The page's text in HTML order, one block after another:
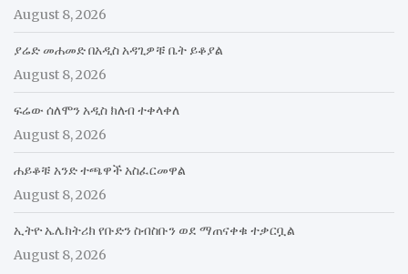
August 8, 2026
ያሬድ መሐመድ በአዲስ አዳጊዎቹ ቤት ይቆያል
August 8, 2026
ፍሬው ሰለሞን አዲስ ክለብ ተቀላቀለ
August 8, 2026
ሐይቆቹ አንድ ተጫዋች አስፈርመዋል
August 8, 2026
ኢትዮ ኤሌክትሪክ የቡድን ስብስቡን ወደ ማጠናቀቁ ተቃርቧል
August 8, 2026